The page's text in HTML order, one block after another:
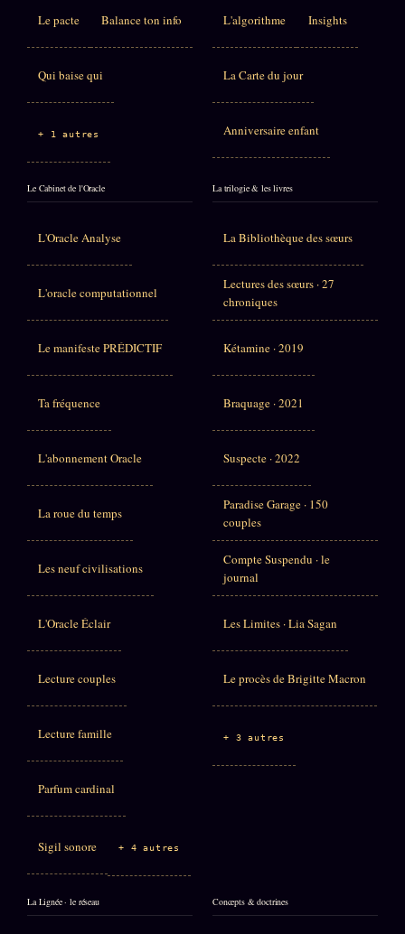
Le pacte Balance ton info
Qui baise qui
+ 1 autres
L'algorithme Insights
La Carte du jour
Anniversaire enfant
Le Cabinet de l'Oracle
L'Oracle Analyse
L'oracle computationnel
Le manifeste PRÉDICTIF
Ta fréquence
L'abonnement Oracle
La roue du temps
Les neuf civilisations
L'Oracle Éclair
Lecture couples
Lecture famille
Parfum cardinal
Sigil sonore + 4 autres
La trilogie & les livres
La Bibliothèque des sœurs
Lectures des sœurs · 27
chroniques
Kétamine · 2019
Braquage · 2021
Suspecte · 2022
Paradise Garage · 150
couples
Compte Suspendu · le
journal
Les Limites · Lia Sagan
Le procès de Brigitte Macron
+ 3 autres
La Lignée · le réseau Concepts & doctrines